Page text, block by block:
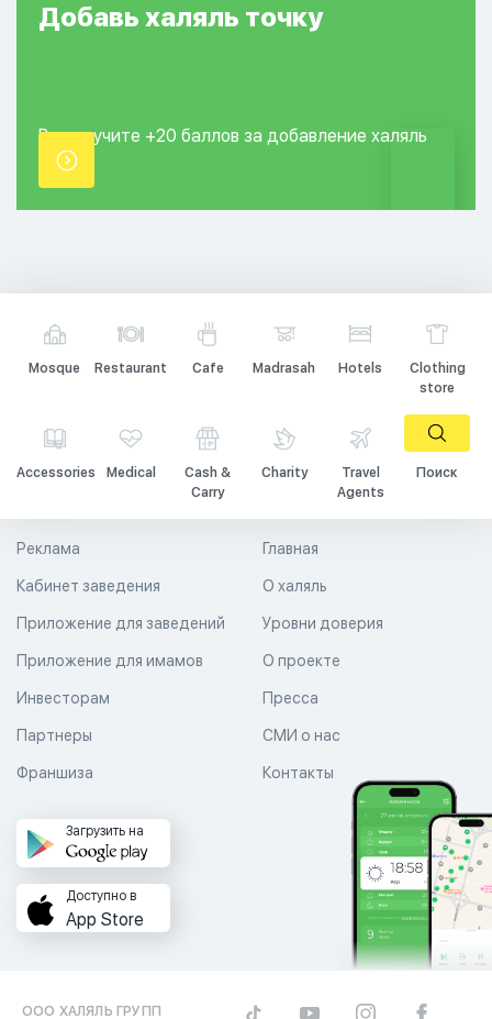
Добавь халяль точку
Вы получите +20 баллов за добавление халяль
точки.
Mosque Restaurant Cafe Madrasah Hotels
Clothing
store
Accessories Medical
Cash &
Carry
Charity
Travel
Agents
Поиск
Главная
О халяль
Уровни доверия
Реклама
Кабинет заведения
Приложение для заведений
Приложение для имамов О проекте
Пресса
СМИ о нас
Контакты
Инвесторам
Партнеры
Франшиза
Загрузить на
Доступно в
App Store
ООО ХАЛЯЛЬ ГРУПП